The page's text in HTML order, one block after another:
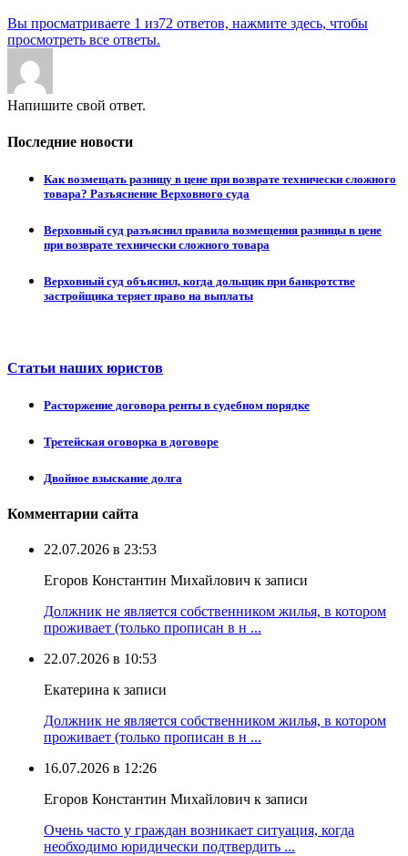
Вы просматриваете 1 из72 ответов, нажмите здесь, чтобы
просмотреть все ответы.
Напишите свой ответ.
Последние новости
Как возмещать разницу в цене при возврате технически сложного
товара? Разъяснение Верховного суда
Верховный суд разъяснил правила возмещения разницы в цене
при возврате технически сложного товара
Верховный суд объяснил, когда дольщик при банкротстве
застройщика теряет право на выплаты
Статьи наших юристов
Расторжение договора ренты в судебном порядке
Третейская оговорка в договоре
Двойное взыскание долга
Комментарии сайта
22.07.2026 в 23:53
Егоров Константин Михайлович к записи
Должник не является собственником жилья, в котором
проживает (только прописан в н ...
22.07.2026 в 10:53
Екатерина к записи
Должник не является собственником жилья, в котором
проживает (только прописан в н ...
16.07.2026 в 12:26
Егоров Константин Михайлович к записи
Очень часто у граждан возникает ситуация, когда
необходимо юридически подтвердить ...